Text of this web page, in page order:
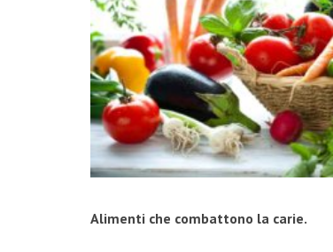
Alimenti che combattono la carie.